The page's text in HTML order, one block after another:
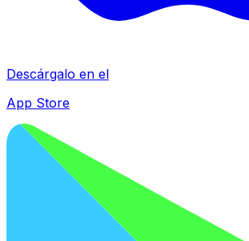
Descárgalo en el
App Store